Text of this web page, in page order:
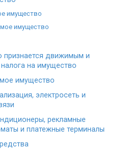
имущество
имущество
признается движимым и
на имущество
имущество
электросеть и
рекламные
и платежные терминалы